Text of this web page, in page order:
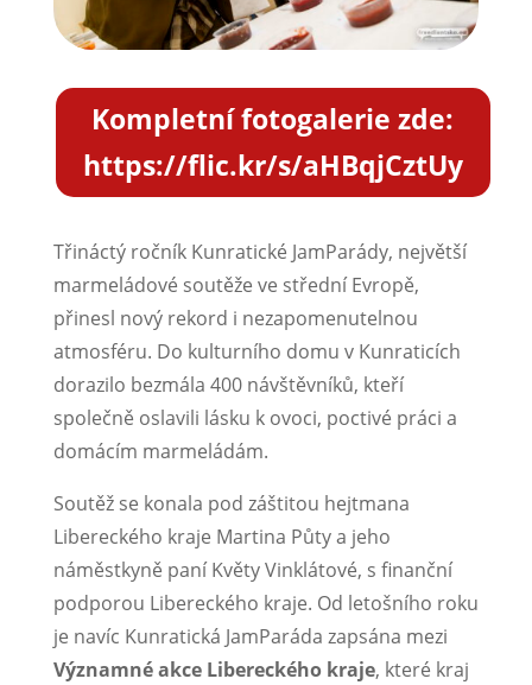
Kompletní fotogalerie zde:
https://flic.kr/s/aHBqjCztUy
Třináctý ročník Kunratické JamParády, největší
marmeládové soutěže ve střední Evropě,
přinesl nový rekord i nezapomenutelnou
atmosféru. Do kulturního domu v Kunraticích
dorazilo bezmála 400 návštěvníků, kteří
společně oslavili lásku k ovoci, poctivé práci a
domácím marmeládám.
Soutěž se konala pod záštitou hejtmana
Libereckého kraje Martina Půty a jeho
náměstkyně paní Květy Vinklátové, s finanční
podporou Libereckého kraje. Od letošního roku
je navíc Kunratická JamParáda zapsána mezi
Významné akce Libereckého kraje, které kraj